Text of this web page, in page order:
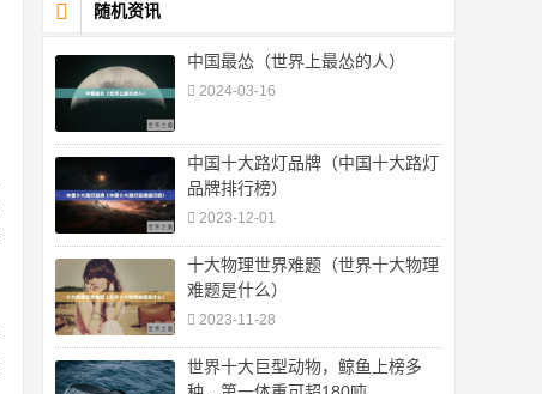
随机资讯
中国最怂（世界上最怂的人）
2024-03-16
中国十大路灯品牌（中国十大路灯
品牌排行榜）
2023-12-01
十大物理世界难题（世界十大物理
难题是什么）
2023-11-28
世界十大巨型动物，鲸鱼上榜多